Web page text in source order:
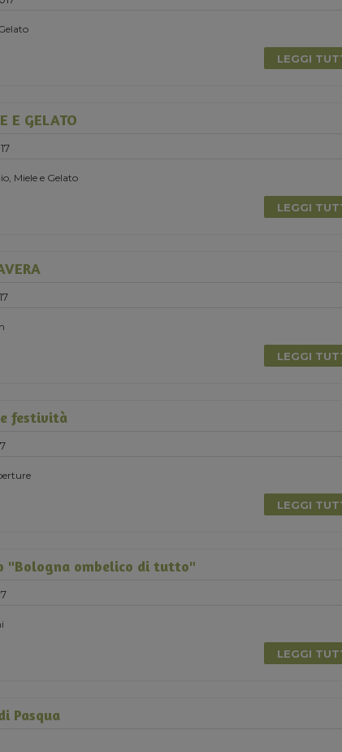
LEGGI
E GELATO
Miele e Gelato
LEGGI
LEGGI
festività
LEGGI
"Bologna ombelico di tutto"
LEGGI
Pasqua